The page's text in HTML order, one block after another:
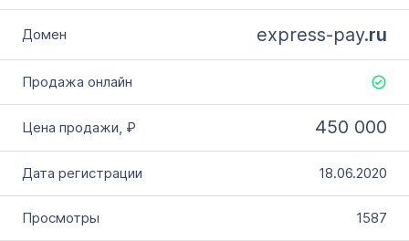
express-pay.ru
450 000
18.06.2020
1587